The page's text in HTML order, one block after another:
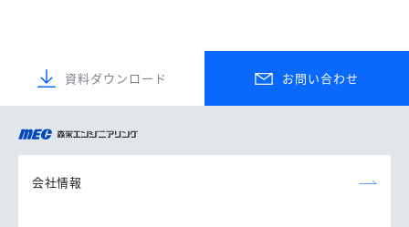
資料ダウンロード お問い合わせ
森永エンジニアリング
株式会社
会社情報